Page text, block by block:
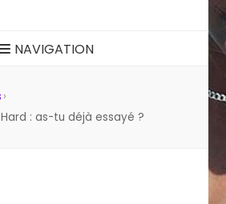
NAVIGATION
›
: as-tu déjà essayé ?